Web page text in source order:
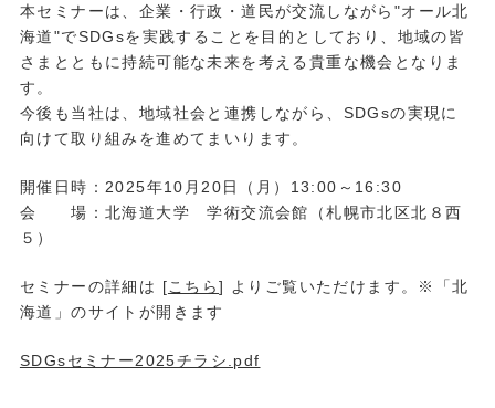
本セミナーは、企業・行政・道民が交流しながら "オール北
海道"でSDGsを実践することを目的としており、地域の皆
さまとともに持続可能な未来を考える貴重な機会となりま
す。
今後も当社は、地域社会と連携しながら、 SDGsの実現に
向けて取り組みを進めてまいります。
開催日時： 2025年10 月 20日（月） 13:00 ～ 16:30
会 場：北海道大学 学術交流会館（札幌市北区北８西
５）
セミナーの詳細は [こちら]
よりご覧いただけます。※「北
海道」のサイトが開きます
SDGsセミナー2025チラシ.pdf